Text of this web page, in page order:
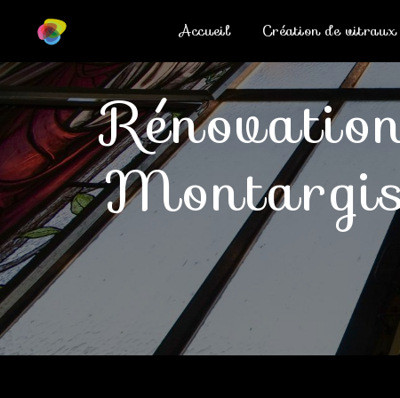
Accueil Création de vitraux
rénovation vitrail d'église